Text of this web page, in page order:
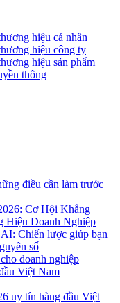
hiệu cá nhân
hiệu công ty
hiệu sản phẩm
thông
điều cần làm trước
Cơ Hội Khẳng
Hiệu Doanh Nghiệp
Chiến lược giúp bạn
số
doanh nghiệp
Việt Nam
uy tín hàng đầu Việt